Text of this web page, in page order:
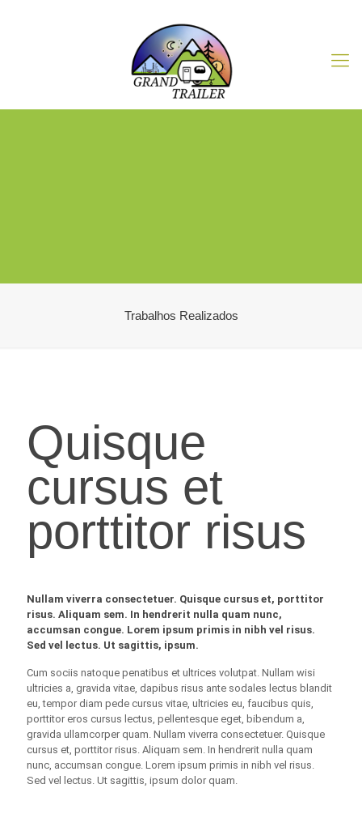
Trabalhos Realizados
Quisque
cursus et
porttitor risus
Nullam viverra consectetuer. Quisque cursus et, porttitor
risus. Aliquam sem. In hendrerit nulla quam nunc,
accumsan congue. Lorem ipsum primis in nibh vel risus.
Sed vel lectus. Ut sagittis, ipsum.
Cum sociis natoque penatibus et ultrices volutpat. Nullam wisi
ultricies a, gravida vitae, dapibus risus ante sodales lectus blandit
eu, tempor diam pede cursus vitae, ultricies eu, faucibus quis,
porttitor eros cursus lectus, pellentesque eget, bibendum a,
gravida ullamcorper quam. Nullam viverra consectetuer. Quisque
cursus et, porttitor risus. Aliquam sem. In hendrerit nulla quam
nunc, accumsan congue. Lorem ipsum primis in nibh vel risus.
Sed vel lectus. Ut sagittis, ipsum dolor quam.